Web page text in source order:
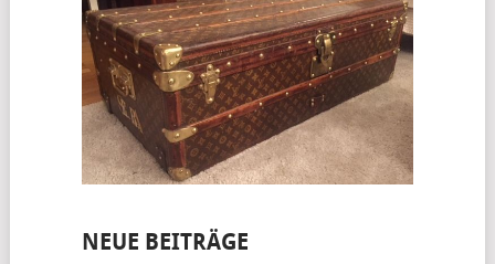
NEUE BEITRÄGE